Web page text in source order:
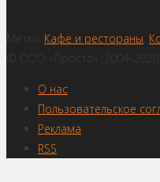
Метки: Кафе и рестораны
© ООО «Просто» (2004-2020)
О нас
Пользовательское
Реклама
RSS